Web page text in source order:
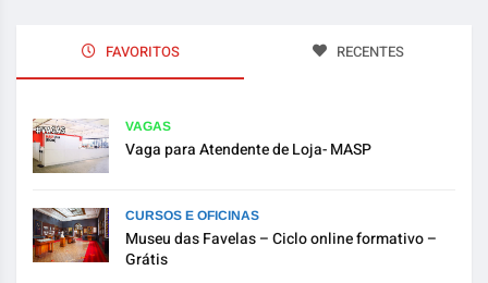
FAVORITOS RECENTES
VAGAS
Vaga para Atendente de Loja- MASP
CURSOS E OFICINAS
Museu das Favelas – Ciclo online formativo –
Grátis